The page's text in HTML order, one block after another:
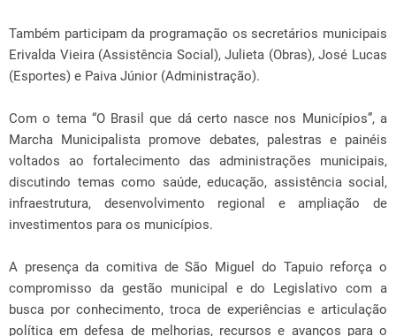
Também participam da programação os secretários municipais
Erivalda Vieira (Assistência Social), Julieta (Obras), José Lucas
(Esportes) e Paiva Júnior (Administração).
Com o tema “O Brasil que dá certo nasce nos Municípios”, a
Marcha Municipalista promove debates, palestras e painéis
voltados ao fortalecimento das administrações municipais,
discutindo temas como saúde, educação, assistência social,
infraestrutura, desenvolvimento regional e ampliação de
investimentos para os municípios.
A presença da comitiva de São Miguel do Tapuio reforça o
compromisso da gestão municipal e do Legislativo com a
busca por conhecimento, troca de experiências e articulação
política em defesa de melhorias, recursos e avanços para o